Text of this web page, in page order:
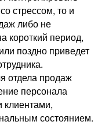
стрессом, то и
либо не
короткий период,
поздно приведет
отдела продаж
персонала
состоянием.